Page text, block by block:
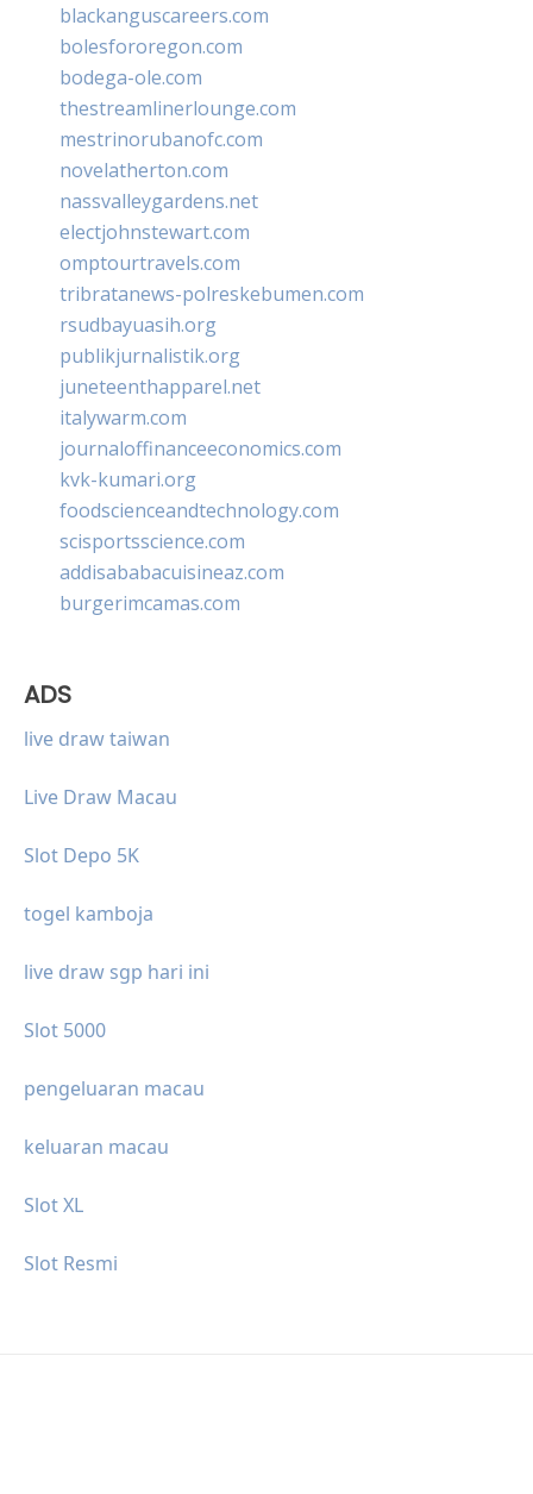
blackanguscareers.com
bolesfororegon.com
bodega-ole.com
thestreamlinerlounge.com
mestrinorubanofc.com
novelatherton.com
nassvalleygardens.net
electjohnstewart.com
omptourtravels.com
tribratanews-polreskebumen.com
rsudbayuasih.org
publikjurnalistik.org
juneteenthapparel.net
italywarm.com
journaloffinanceeconomics.com
kvk-kumari.org
foodscienceandtechnology.com
scisportsscience.com
addisababacuisineaz.com
burgerimcamas.com
ADS
live draw taiwan
Live Draw Macau
Slot Depo 5K
togel kamboja
live draw sgp hari ini
Slot 5000
pengeluaran macau
keluaran macau
Slot XL
Slot Resmi